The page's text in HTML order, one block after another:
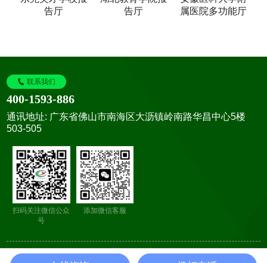
告厅
告厅
属医院多功能厅
联系我们
400-1593-886
通讯地址: 广东省佛山市南海区大沥镇岭南路华昌中心5楼
503-505
扫码关注微信公众
号
添加微信客服
Copyright© 广东创雅声学科技有限公司 版权所有